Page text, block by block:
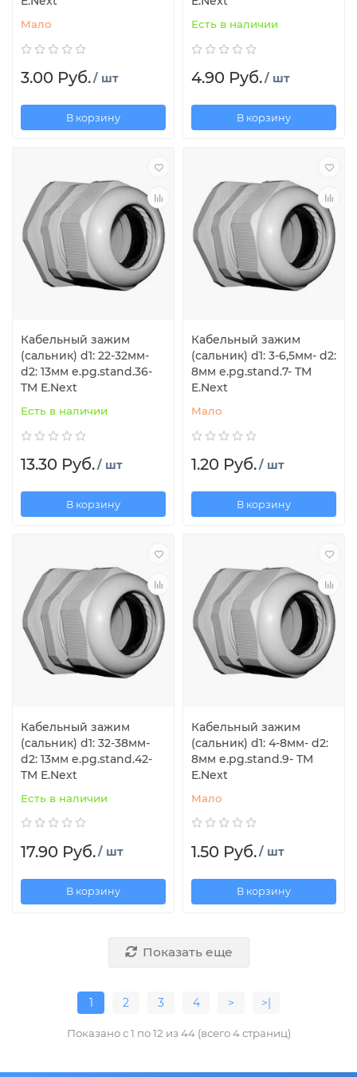
Мало
3.00 Руб./ шт
В корзину
Есть в наличии
4.90 Руб./ шт
В корзину
Кабельный зажим
(сальник) d1: 22-32мм-
d2: 13мм e.pg.stand.36-
TM E.Next
Есть в наличии
13.30 Руб./ шт
В корзину
Кабельный зажим
(сальник) d1: 3-6,5мм- d2:
8мм e.pg.stand.7- TM
E.Next
Мало
1.20 Руб./ шт
В корзину
Кабельный зажим
(сальник) d1: 32-38мм-
d2: 13мм e.pg.stand.42-
TM E.Next
Есть в наличии
17.90 Руб./ шт
В корзину
Кабельный зажим
(сальник) d1: 4-8мм- d2:
8мм e.pg.stand.9- TM
E.Next
Мало
1.50 Руб./ шт
В корзину
Показать еще
1 2 3 4 > >|
Показано с 1 по 12 из 44 (всего 4 страниц)